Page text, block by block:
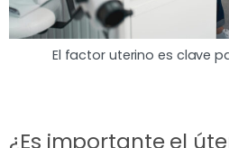
El factor uterino es clave
¿Es importante el